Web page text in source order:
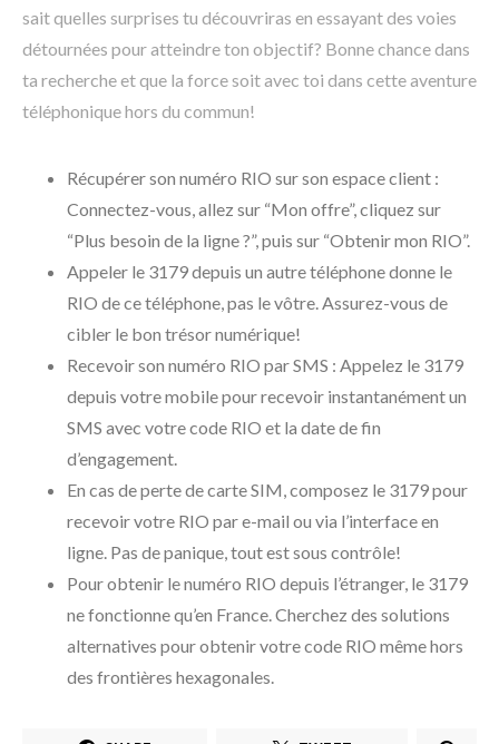
sait quelles surprises tu découvriras en essayant des voies
détournées pour atteindre ton objectif? Bonne chance dans
ta recherche et que la force soit avec toi dans cette aventure
téléphonique hors du commun!
Récupérer son numéro RIO sur son espace client :
Connectez-vous, allez sur “Mon offre”, cliquez sur
“Plus besoin de la ligne ?”, puis sur “Obtenir mon RIO”.
Appeler le 3179 depuis un autre téléphone donne le
RIO de ce téléphone, pas le vôtre. Assurez-vous de
cibler le bon trésor numérique!
Recevoir son numéro RIO par SMS : Appelez le 3179
depuis votre mobile pour recevoir instantanément un
SMS avec votre code RIO et la date de fin
d’engagement.
En cas de perte de carte SIM, composez le 3179 pour
recevoir votre RIO par e-mail ou via l’interface en
ligne. Pas de panique, tout est sous contrôle!
Pour obtenir le numéro RIO depuis l’étranger, le 3179
ne fonctionne qu’en France. Cherchez des solutions
alternatives pour obtenir votre code RIO même hors
des frontières hexagonales.